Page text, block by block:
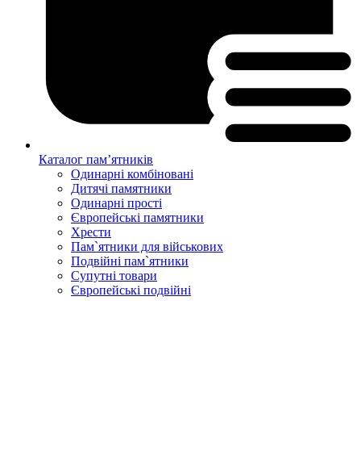
Каталог пам’ятників
Одинарні комбіновані
Дитячі памятники
Одинарні прості
Європейські памятники
Хрести
Пам`ятники для військових
Подвійні пам`ятники
Супутні товари
Європейські подвійні